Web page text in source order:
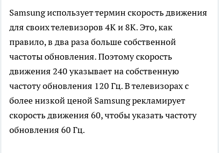
Samsung использует термин скорость движения
для своих телевизоров 4K и 8K. Это, как
правило, в два раза больше собственной
частоты обновления. Поэтому скорость
движения 240 указывает на собственную
частоту обновления 120 Гц. В телевизорах с
более низкой ценой Samsung рекламирует
скорость движения 60, чтобы указать частоту
обновления 60 Гц.